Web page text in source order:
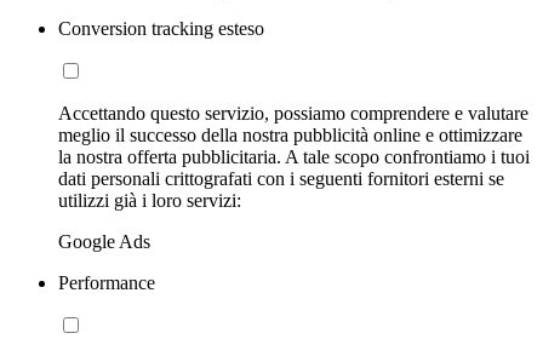
Conversion tracking esteso
Accettando questo servizio, possiamo comprendere e valutare
meglio il successo della nostra pubblicità online e ottimizzare
la nostra offerta pubblicitaria. A tale scopo confrontiamo i tuoi
dati personali crittografati con i seguenti fornitori esterni se
utilizzi già i loro servizi:
Google Ads
Performance